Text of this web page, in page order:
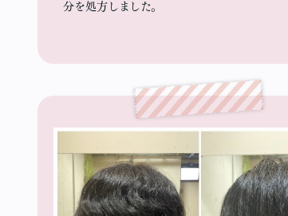
分を処方しました。